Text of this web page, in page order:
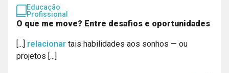
Educação
Profissional
O que me move? Entre desafios e oportunidades
[...] relacionar tais habilidades aos sonhos — ou
projetos [...]